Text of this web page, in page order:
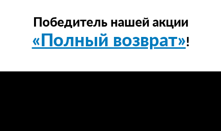
Победитель нашей акции
«Полный возврат»!